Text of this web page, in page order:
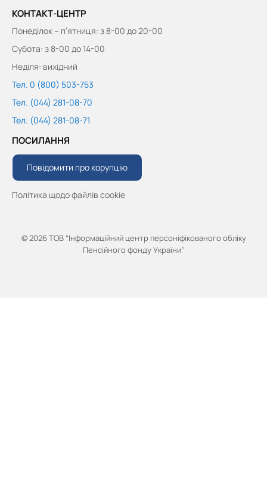
КОНТАКТ-ЦЕНТР
Понеділок – п’ятниця: з 8-00 до 20-00
Субота: з 8-00 до 14-00
Неділя: вихідний
Тел. 0 (800) 503-753
Тел. (044) 281-08-70
Тел. (044) 281-08-71
ПОСИЛАННЯ
Повідомити про корупцію
Політика щодо файлів cookie
© 2026 ТОВ “Інформаційний центр персоніфікованого обліку
Пенсійного фонду України”